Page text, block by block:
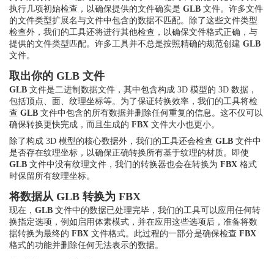
执行几项初始检查，以确保提供的文件确实是 GLB 文件。许多文件
的文件类型扩展名与文件中包含的数据不匹配。除了这些文件类型
检查外，我们的工具还将进行其他检查，以确保文件格式正确，与
提供的文件类型匹配。许多工具并不总是按照精确的规范创建 GLB
文件。
取出你的 GLB 文件
GLB 文件是二进制数据文件，其中包含构成 3D 模型的 3D 数据，
包括顶点、面、纹理坐标等。为了保证转换效率，我们的工具将检
查 GLB 文件中包含的所有数据并删除任何重复的信息。这不仅可以
确保转换更快完成，而且生成的 FBX 文件大小也更小。
除了构成 3D 模型的核心数据外，我们的工具还会检查 GLB 文件中
是否存在纹理坐标，以确保正确转换所有基于纹理的材质。即使
GLB 文件中没有纹理文件，我们的转换器也会在转换为 FBX 格式
时保留所有纹理坐标。
将数据从 GLB 转换为 FBX
现在， GLB 文件中的数据已处理完毕，我们的工具可以应用任何转
换指定选项，例如启用体素模式，并在应用这些选项后，准备将数
据转换为最终的 FBX 文件格式。此过程的一部分是确保检查 FBX
格式的功能并删除任何无法表示的数据。